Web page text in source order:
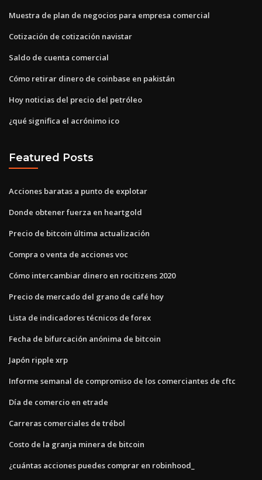
Muestra de plan de negocios para empresa comercial
Cotización de cotización navistar
Saldo de cuenta comercial
Cómo retirar dinero de coinbase en pakistán
Hoy noticias del precio del petróleo
¿qué significa el acrónimo ico
Featured Posts
Acciones baratas a punto de explotar
Donde obtener fuerza en heartgold
Precio de bitcoin última actualización
Compra o venta de acciones voc
Cómo intercambiar dinero en rocitizens 2020
Precio de mercado del grano de café hoy
Lista de indicadores técnicos de forex
Fecha de bifurcación anónima de bitcoin
Japón ripple xrp
Informe semanal de compromiso de los comerciantes de cftc
Día de comercio en etrade
Carreras comerciales de trébol
Costo de la granja minera de bitcoin
¿cuántas acciones puedes comprar en robinhood_